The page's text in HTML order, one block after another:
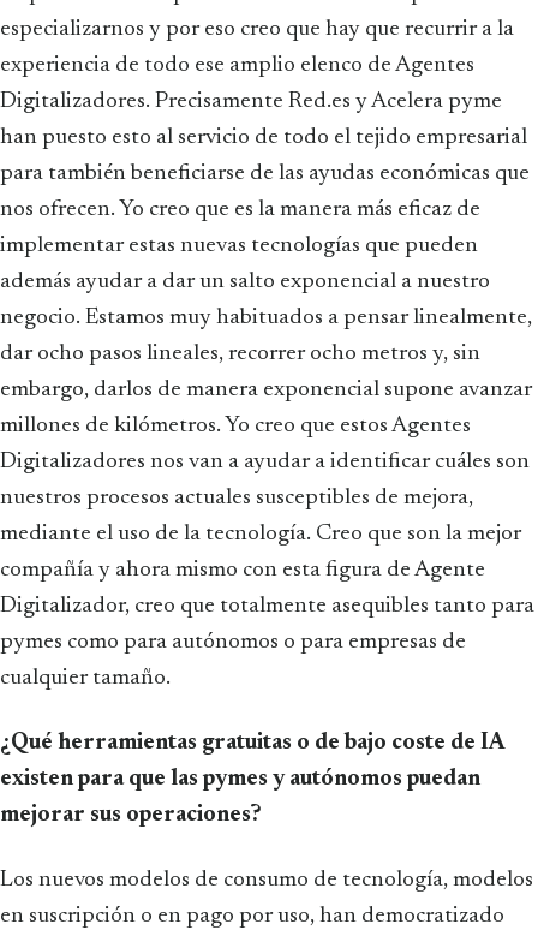
especializarnos y por eso creo que hay que recurrir a la
experiencia de todo ese amplio elenco de Agentes
Digitalizadores. Precisamente Red.es y Acelera pyme
han puesto esto al servicio de todo el tejido empresarial
para también beneficiarse de las ayudas económicas que
nos ofrecen. Yo creo que es la manera más eficaz de
implementar estas nuevas tecnologías que pueden
además ayudar a dar un salto exponencial a nuestro
negocio. Estamos muy habituados a pensar linealmente,
dar ocho pasos lineales, recorrer ocho metros y, sin
embargo, darlos de manera exponencial supone avanzar
millones de kilómetros. Yo creo que estos Agentes
Digitalizadores nos van a ayudar a identificar cuáles son
nuestros procesos actuales susceptibles de mejora,
mediante el uso de la tecnología. Creo que son la mejor
compañía y ahora mismo con esta figura de Agente
Digitalizador, creo que totalmente asequibles tanto para
pymes como para autónomos o para empresas de
cualquier tamaño.
¿Qué herramientas gratuitas o de bajo coste de IA
existen para que las pymes y autónomos puedan
mejorar sus operaciones?
Los nuevos modelos de consumo de tecnología, modelos
en suscripción o en pago por uso, han democratizado